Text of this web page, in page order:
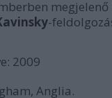
megjelenő
-
2009
Anglia.